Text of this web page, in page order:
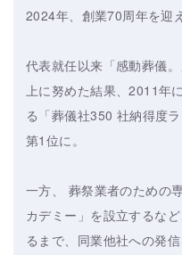
2024年、創業70周年を迎
代表就任以来「感動葬儀
上に努めた結果、2011年
る「葬儀社350 社納得度
第1位に。
一方、 葬祭業者のための
カデミー」を設立するな
るまで、同業他社への発信